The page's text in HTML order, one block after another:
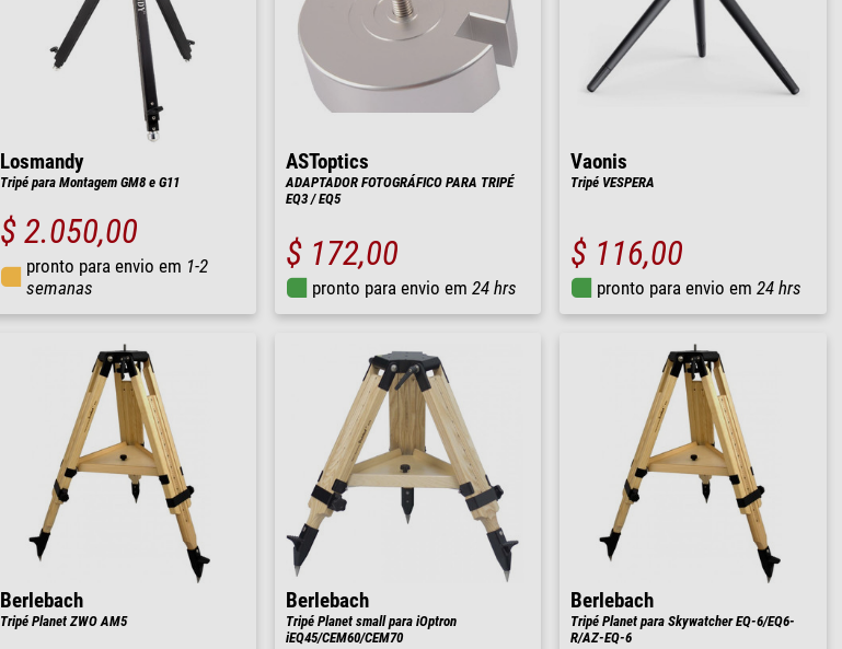
Losmandy
Tripé para Montagem GM8 e G11
$ 2.050,00
pronto para envio em 1-2
semanas
ASToptics
ADAPTADOR FOTOGRÁFICO PARA TRIPÉ
EQ3 / EQ5
$ 172,00
pronto para envio em 24 hrs
Vaonis
Tripé VESPERA
$ 116,00
pronto para envio em 24 hrs
Berlebach
Tripé Planet ZWO AM5
Berlebach
Tripé Planet small para iOptron
iEQ45/CEM60/CEM70
Berlebach
Tripé Planet para Skywatcher EQ-6/EQ6-
R/AZ-EQ-6